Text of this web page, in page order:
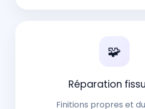
🧩
Réparation
Finitions propres et